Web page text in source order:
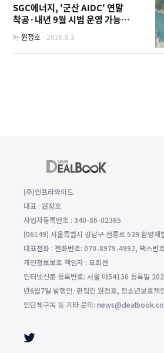
SGC에너지, '군산 AIDC' 연말
착공·내년 9월 시범 운영 가능한
이유
by원정호 2026.8.3
(주)인프라와이드
대표 : 원정호
사업자등록번호 : 340-86-02365
(06149) 서울특별시 강남구 선릉로 529 함양
대표전화 : 전화번호: 070-8979-4992, 팩스
개인정보보호 책임자 : 모희선
인터넷신문 등록번호: 서울 아54136 등록일
년6월7일 발행인·편집인 원정호, 청소년보호책
인단체구독 등 기타 문의: